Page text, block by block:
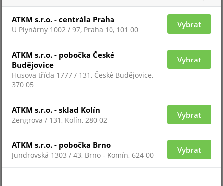
Díky Ultra Motion Detection (UMD) kamera spolehlivě
rozlišuje člověka, vozidlo a jednostopé vozidlo, což
efektivně snižuje počet falešných poplachů. Zároveň
disponuje pokročilými analytickými funkcemi
založenými na pixelové analýze Human Body Detection
I umožňující detekovat narušení zóny či překročení
čáry, které ještě zvyšují úroveň ochrany. Formáty
komprese Ultra 265 a H.265 zajišťují úsporu místa v
úložišti a spolu se slotem pro microSD kartu (až 512
GB) rozšiřují možnosti pro dlouhodobé ukládání
záznamů.
Spolehlivá konstrukce pro profesionální nasazení
ATKM s.r.o. - centrála Praha
U Plynárny 1002 / 97, Praha 10, 101 00
Vybrat
ATKM s.r.o. - pobočka České
Budějovice
Husova třída 1777 / 131, České Budějovice,
370 05
Vybrat
ATKM s.r.o. - sklad Kolín
Zengrova / 131, Kolín, 280 02
Vybrat
ATKM s.r.o. - pobočka Brno
Jundrovská 1303 / 43, Brno - Komín, 624 00
Vybrat